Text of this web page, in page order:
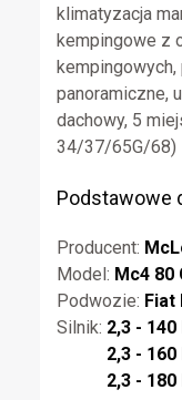
klimatyzacja
kempingowe z
panoramiczne,
dachowy, 5
34/37/65G/68)
Podstawowe
Producent:
Model: Mc4 80
Podwozie: Fiat
Silnik: 2,3 - 140
2,3 - 160
2,3 - 180